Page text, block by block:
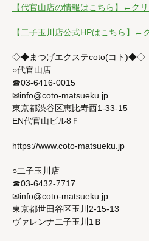
【代官山店の情報はこちら】←ク
【二子玉川店公式HPはこちら】←
◇◆まつげエクステcoto(コト)◆◇
○代官山店
☎03-6416-0015
✉info@coto-matsueku.jp
東京都渋谷区恵比寿西1-33-15
EN代官山ビル8Ｆ
https://www.coto-matsueku.jp
○二子玉川店
☎03-6432-7717
✉info@coto-matsueku.jp
東京都世田谷区玉川2-15-13
ヴァレンナ二子玉川1Ｂ